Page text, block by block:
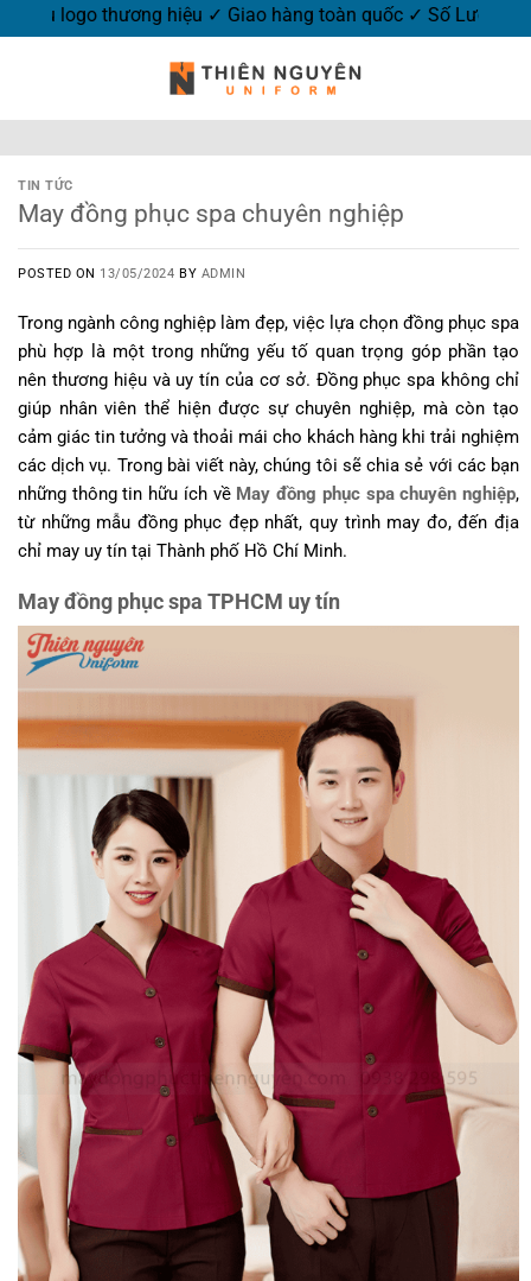
mẫu ✓ In-Thêu logo thương hiệu ✓ Giao hàng toàn quốc ✓
TIN TỨC
May đồng phục spa chuyên nghiệp
POSTED ON 13/05/2024 BY ADMIN
Trong ngành công nghiệp làm đẹp, việc lựa chọn đồng phục spa
phù hợp là một trong những yếu tố quan trọng góp phần tạo
nên thương hiệu và uy tín của cơ sở. Đồng phục spa không chỉ
giúp nhân viên thể hiện được sự chuyên nghiệp, mà còn tạo
cảm giác tin tưởng và thoải mái cho khách hàng khi trải nghiệm
các dịch vụ. Trong bài viết này, chúng tôi sẽ chia sẻ với các bạn
những thông tin hữu ích về May đồng phục spa chuyên nghiệp,
từ những mẫu đồng phục đẹp nhất, quy trình may đo, đến địa
chỉ may uy tín tại Thành phố Hồ Chí Minh.
May đồng phục spa TPHCM uy tín